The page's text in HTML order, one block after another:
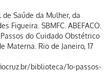
de Saúde da Mulher, da
Figueira. SBMFC. ABEFACO.
Passos do Cuidado Obstétrico
Materna. Rio de Janeiro, 17
biblioteca/1o-passos-